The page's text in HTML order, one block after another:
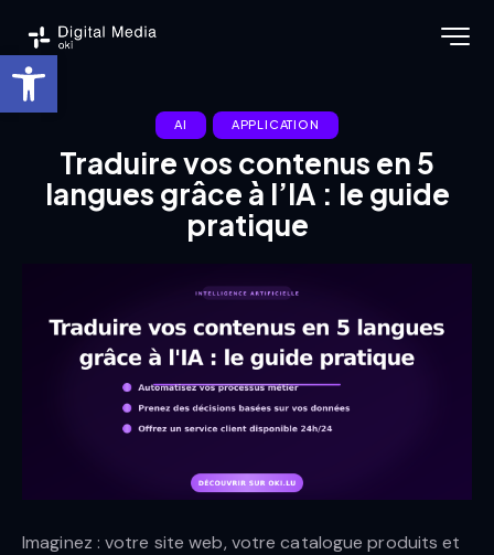
Ouvrir la barre d’outils
AI APPLICATION
Traduire vos contenus en 5
langues grâce à l’IA : le guide
pratique
Imaginez : votre site web, votre catalogue produits et